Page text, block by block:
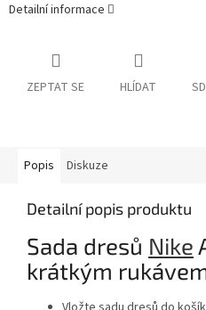
Detailní informace
ZEPTAT SE HLÍDAT
Popis Diskuze
Detailní popis produktu
Sada dresů Nike
krátkým